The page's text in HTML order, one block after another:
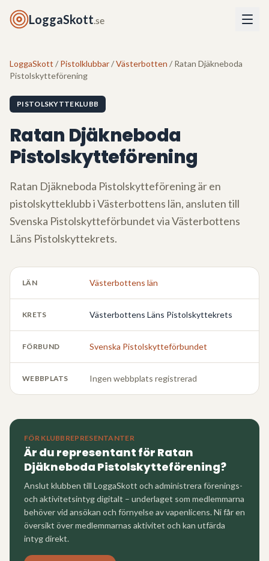
LoggaSkott.se
LoggaSkott / Pistolklubbar/Västerbotten / Ratan Djäkneboda
Pistolskytteförening
PISTOLSKYTTEKLUBB
Ratan Djäkneboda
Pistolskytteförening
Ratan Djäkneboda Pistolskytteföreningär en
pistolskytteklubb iVästerbottens län, ansluten till
Svenska Pistolskytteförbundet viaVästerbottens
Läns Pistolskyttekrets.
LÄN Västerbottens län
KRETS Västerbottens Läns Pistolskyttekrets
FÖRBUND Svenska Pistolskytteförbundet
WEBBPLATS Ingen webbplats registrerad
FÖR KLUBBREPRESENTANTER
Är du representant för Ratan
Djäkneboda Pistolskytteförening?
Anslut klubben till LoggaSkott och administrera förenings-
och aktivitetsintyg digitalt – underlaget som medlemmarna
behöver vid ansökan och förnyelse av vapenlicens. Ni får en
översikt över medlemmarnas aktivitet och kan utfärda
intyg direkt.